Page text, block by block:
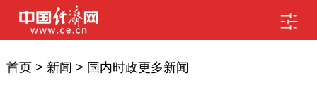
首页> 新闻 > 国内时政更多新闻